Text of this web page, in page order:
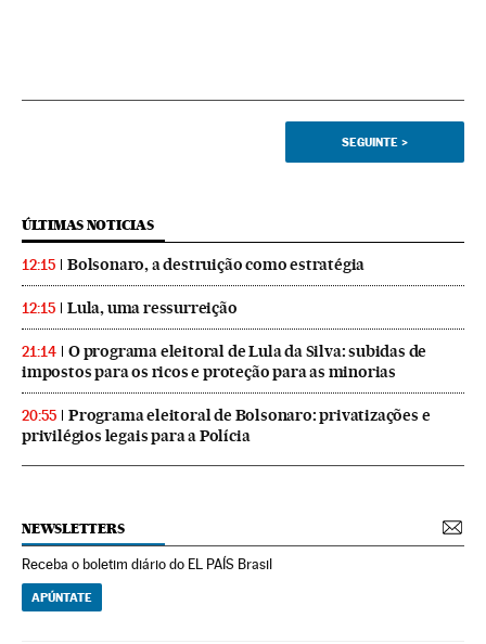
SEGUINTE >
ÚLTIMAS NOTICIAS
12:15 Bolsonaro, a destruição como estratégia
12:15 Lula, uma ressurreição
21:14
O programa eleitoral de Lula da Silva: subidas de
impostos para os ricos e proteção para as minorias
20:55
Programa eleitoral de Bolsonaro: privatizações e
privilégios legais para a Polícia
NEWSLETTERS
Receba o boletim diário do EL PAÍS Brasil
APÚNTATE